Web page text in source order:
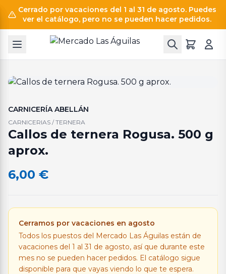
Cerrado por vacaciones del 1 al 31 de agosto. Puedes
ver el catálogo, pero no se pueden hacer pedidos.
CARNICERÍA ABELLÁN
CARNICERIAS / TERNERA
Callos de ternera Rogusa. 500 g
aprox.
6,00 €
Cerramos por vacaciones en agosto
Todos los puestos del Mercado Las Águilas están de
vacaciones del 1 al 31 de agosto, así que durante este
mes no se pueden hacer pedidos. El catálogo sigue
disponible para que vayas viendo lo que te espera.